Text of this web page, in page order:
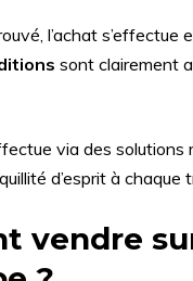
l’achat s’effectue
sont clairement
via des solutions
d’esprit à chaque
vendre